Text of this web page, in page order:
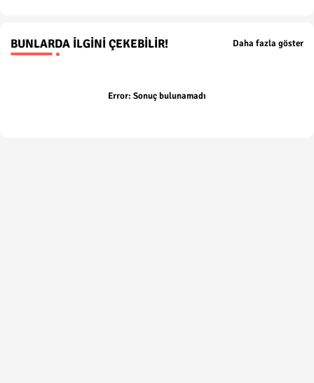
BUNLARDA İLGINI ÇEKEBILIR! Daha fazla göster
Error: Sonuç bulunamadı